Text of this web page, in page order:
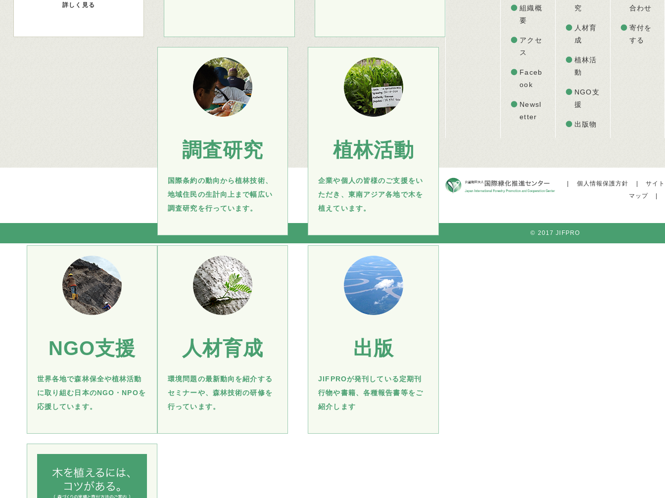
詳しく見る
調査研究
国際条約の動向から植林技術、
地域住民の生計向上まで幅広い
調査研究を行っています。
植林活動
企業や個人の皆様のご支援をい
ただき、東南アジア各地で木を
植えています。
NGO支援
世界各地で森林保全や植林活動
に取り組む日本のNGO・NPOを
応援しています。
人材育成
環境問題の最新動向を紹介する
セミナーや、森林技術の研修を
行っています。
出版
JIFPROが発刊している定期刊
行物や書籍、各種報告書等をご
紹介します
組織概
要
アクセ
ス
Faceb
ook
Newsl
etter
究
人材育
成
植林活
動
NGO支
援
出版物
合わせ
寄付を
する
| 個人情報保護方針 |
サイト
マップ
|
© 2017 JIFPRO